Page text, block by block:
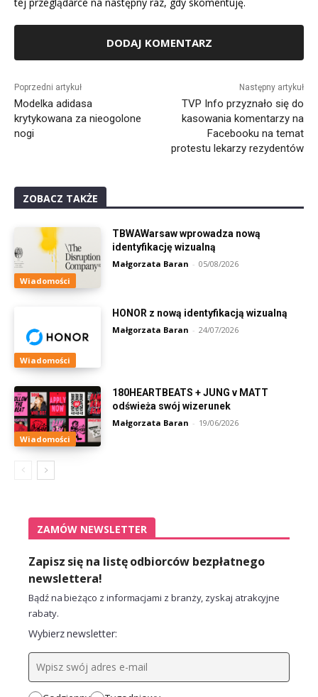
Poprzedni artykuł
Modelka adidasa
krytykowana za nieogolone
nogi
Następny artykuł
TVP Info przyznało się do
kasowania komentarzy na
Facebooku na temat
protestu lekarzy rezydentów
ZOBACZ TAKŻE
Wiadomości
TBWAWarsaw wprowadza nową
identyfikację wizualną
Małgorzata Baran - 05/08/2026
Wiadomości
HONOR z nową identyfikacją wizualną
Małgorzata Baran - 24/07/2026
Wiadomości
180HEARTBEATS + JUNG v MATT
odświeża swój wizerunek
Małgorzata Baran - 19/06/2026
ZAMÓW NEWSLETTER
Zapisz się na listę odbiorców bezpłatnego
newslettera!
Bądź na bieżąco z informacjami z branży, zyskaj atrakcyjne
rabaty.
Wybierz newsletter: